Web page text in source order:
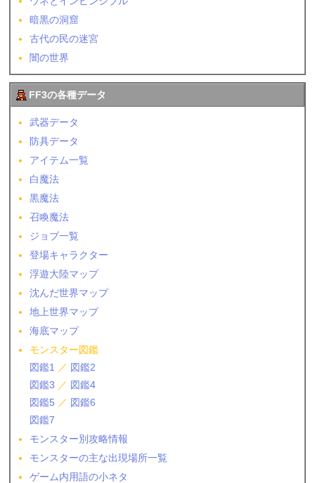
暗黒の洞窟
古代の民の迷宮
闇の世界
FF3の各種データ
武器データ
防具データ
アイテム一覧
白魔法
黒魔法
召喚魔法
ジョブ一覧
登場キャラクター
浮遊大陸マップ
沈んだ世界マップ
地上世界マップ
海底マップ
モンスター図鑑
図鑑1
／ 図鑑2
図鑑3 ／ 図鑑4
図鑑5 ／ 図鑑6
図鑑7
モンスター別攻略情報
モンスターの主な出現場所一覧
ゲーム内用語の小ネタ